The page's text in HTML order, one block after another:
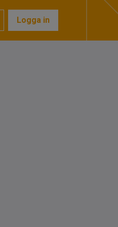
Logga in